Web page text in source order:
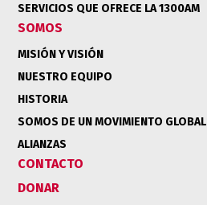
SERVICIOS QUE OFRECE LA 1300AM
SOMOS
MISIÓN Y VISIÓN
NUESTRO EQUIPO
HISTORIA
SOMOS DE UN MOVIMIENTO GLOBAL
ALIANZAS
CONTACTO
DONAR